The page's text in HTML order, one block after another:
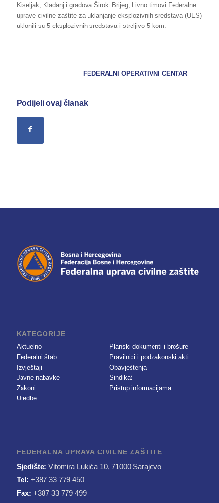
Kiseljak, Kladanj i gradova Široki Brijeg, Livno timovi Federalne
uprave civilne zaštite za uklanjanje eksplozivnih sredstava (UES)
uklonili su 5 eksplozivnih sredstava i streljivo 5 kom.
FEDERALNI OPERATIVNI CENTAR
Podijeli ovaj članak
KATEGORIJE
Aktuelno
Federalni štab
Izvještaji
Javne nabavke
Zakoni
Uredbe
Planski dokumenti i brošure
Pravilnici i podzakonski akti
Obavještenja
Sindikat
Pristup informacijama
FEDERALNA UPRAVA CIVILNE ZAŠTITE
Sjedište: Vitomira Lukića 10, 71000 Sarajevo
Tel: +387 33 779 450
Fax: +387 33 779 499